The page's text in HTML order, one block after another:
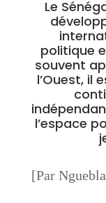
Le
politique
souvent
l’Ouest, il
l’espace
[Par